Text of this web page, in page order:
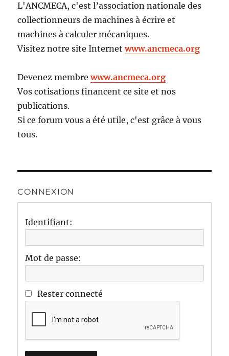
L'ANCMECA, c'est l’association nationale des
collectionneurs de machines à écrire et
machines à calculer mécaniques.
Visitez notre site Internetwww.ancmeca.org
Devenez membrewww.ancmeca.org
Vos cotisations financent ce site et nos
publications.
Si ce forum vous a été utile, c'est grâce à vous
tous.
CONNEXION
Identifiant:
Mot de passe:
Rester connecté